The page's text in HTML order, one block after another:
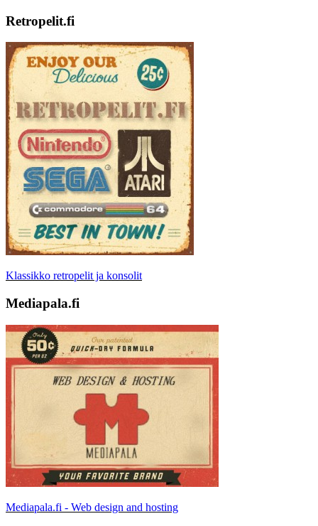
Retropelit.fi
Klassikko retropelit ja konsolit
Mediapala.fi
Mediapala.fi - Web design and hosting